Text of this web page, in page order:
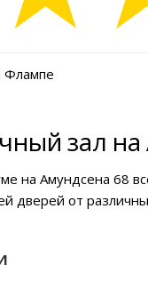
Флампе
зал на
на Амундсена 68
дверей от